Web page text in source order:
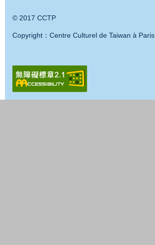
© 2017 CCTP
Copyright：Centre Culturel de Taiwan à Paris